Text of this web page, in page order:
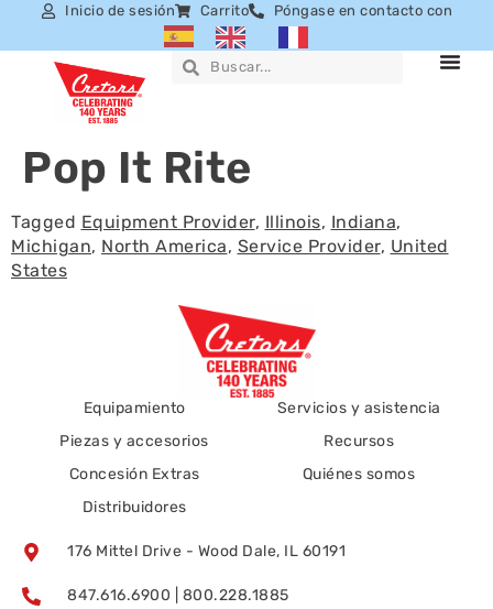
Inicio de sesión Carrito Póngase en contacto con
Pop It Rite
Tagged Equipment Provider, Illinois, Indiana,
Michigan, North America, Service Provider, United
States
Equipamiento
Piezas y accesorios
Concesión Extras
Distribuidores
Servicios y asistencia
Recursos
Quiénes somos
176 Mittel Drive - Wood Dale, IL 60191
847.616.6900 | 800.228.1885